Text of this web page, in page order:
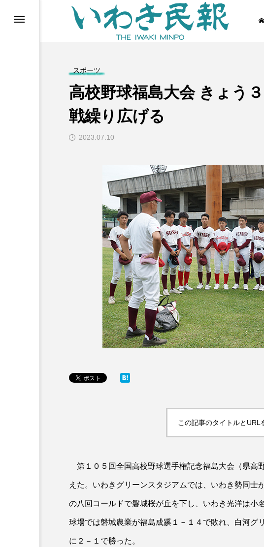
スポーツ
高校野球福島大会 きょう
戦繰り広げる
2023.07.10
この記事のタイトルとURL
第１０５回全国高校野球選手権記念福島大会（県高
えた。いわきグリーンスタジアムでは、いわき勢同
の八回コールドで磐城桜が丘を下し、いわき光洋は小
球場では磐城農業が福島成蹊１－１４で敗れ、白河グ
に２－１で勝った。